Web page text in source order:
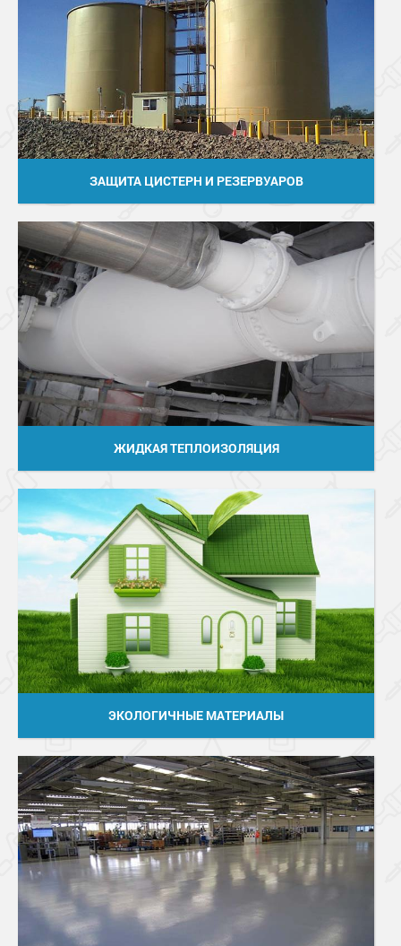
ЗАЩИТА ЦИСТЕРН И РЕЗЕРВУАРОВ
ЖИДКАЯ ТЕПЛОИЗОЛЯЦИЯ
ЭКОЛОГИЧНЫЕ МАТЕРИАЛЫ